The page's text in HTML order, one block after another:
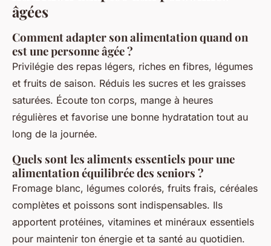
âgées
Comment adapter son alimentation quand on
est une personne âgée ?
Privilégie des repas légers, riches en fibres, légumes
et fruits de saison. Réduis les sucres et les graisses
saturées. Écoute ton corps, mange à heures
régulières et favorise une bonne hydratation tout au
long de la journée.
Quels sont les aliments essentiels pour une
alimentation équilibrée des seniors ?
Fromage blanc, légumes colorés, fruits frais, céréales
complètes et poissons sont indispensables. Ils
apportent protéines, vitamines et minéraux essentiels
pour maintenir ton énergie et ta santé au quotidien.